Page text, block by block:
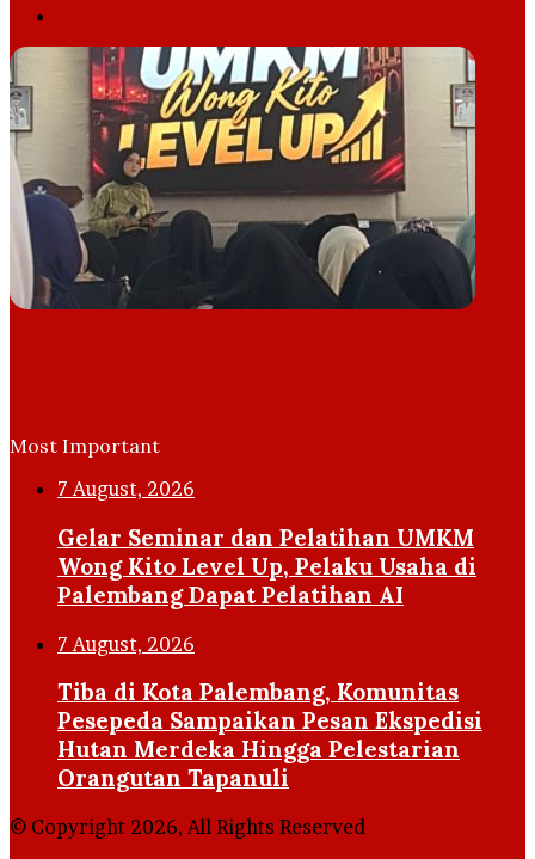
Most Important
7 August, 2026
Gelar Seminar dan Pelatihan UMKM
Wong Kito Level Up, Pelaku Usaha di
Palembang Dapat Pelatihan AI
7 August, 2026
Tiba di Kota Palembang, Komunitas
Pesepeda Sampaikan Pesan Ekspedisi
Hutan Merdeka Hingga Pelestarian
Orangutan Tapanuli
© Copyright 2026, All Rights Reserved